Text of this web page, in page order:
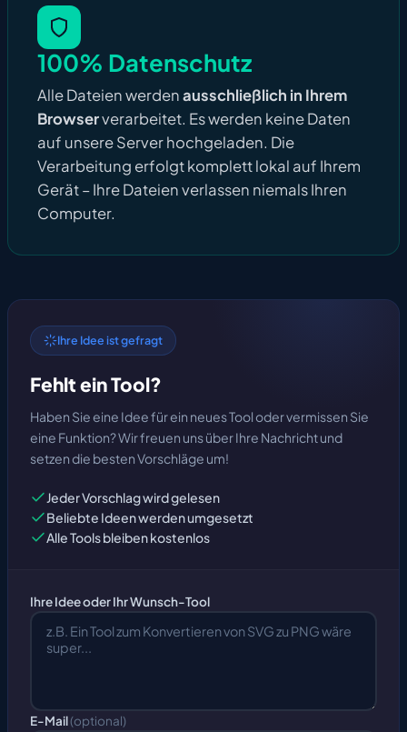
100% Datenschutz
Alle Dateien werdenausschließlich in Ihrem
Browserverarbeitet. Es werden keine Daten
auf unsere Server hochgeladen. Die
Verarbeitung erfolgt komplett lokal auf Ihrem
Gerät – Ihre Dateien verlassen niemals Ihren
Computer.
Ihre Idee ist gefragt
Fehlt ein Tool?
Haben Sie eine Idee für ein neues Tool oder vermissen Sie
eine Funktion? Wir freuen uns über Ihre Nachricht und
setzen die besten Vorschläge um!
Jeder Vorschlag wird gelesen
Beliebte Ideen werden umgesetzt
Alle Tools bleiben kostenlos
Ihre Idee oder Ihr Wunsch-Tool
E-Mail(optional)